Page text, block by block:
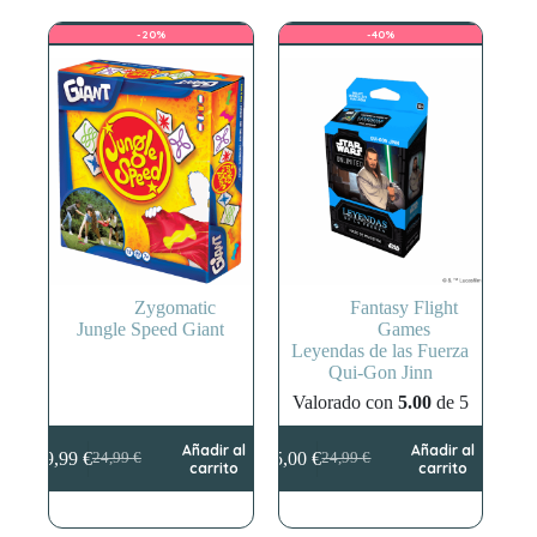
35,99 €.
25,20 €.
45,00 €.
35,00 €.
-20%
Zygomatic
Jungle Speed Giant
24,99€
El
precio
era:
19,99 €El
precio
es:
Añadir al
carrito
-40%
Fantasy Flight
Games
Leyendas de las Fuerza
Qui-Gon Jinn
Valorado con 5.00de 5
24,99€
El
precio
era:
15,00€El
precio
es:
Añadir al
carrito